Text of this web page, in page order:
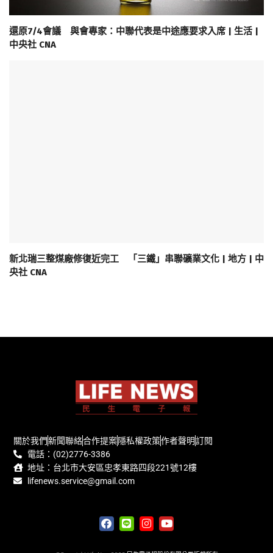
還原7/4會議 與會專家：中聯代表是中途應要求入席 | 生活 |
中央社 CNA
新北瑞三整煤廠修復近完工 「三鐵」串聯礦業文化 | 地方 | 中
央社 CNA
關於我們新聞聯絡合作提案隱私權政策作者聲明訂閱
電話：(02)2776-3386
地址：台北市大安區忠孝東路四段221號12樓
lifenews.service@gmail.com